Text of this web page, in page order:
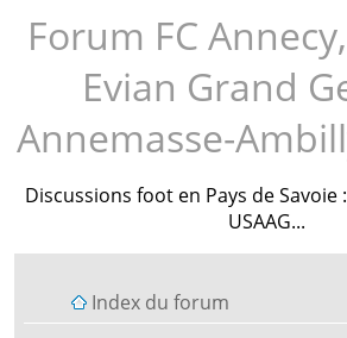
INSTAGRAM
Forum FC
Evian Grand
Annemasse-
Discussions foot en Pays de Savoie :
USAAG...
Index du forum